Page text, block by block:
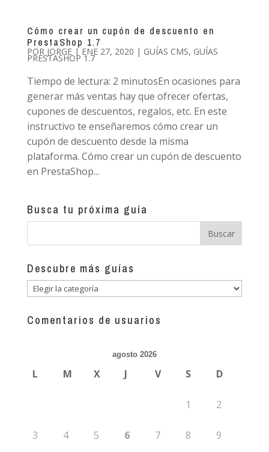
Cómo crear un cupón de descuento en
PrestaShop 1.7
POR JORGE| ENE 27, 2020 | GUÍAS CMS, GUÍAS
PRESTASHOP 1.7
Tiempo de lectura: 2 minutosEn ocasiones para
generar más ventas hay que ofrecer ofertas,
cupones de descuentos, regalos, etc. En este
instructivo te enseñaremos cómo crear un
cupón de descuento desde la misma
plataforma. Cómo crear un cupón de descuento
en PrestaShop...
Busca tu próxima guía
Descubre más guías
Descubre
guías
Comentarios de usuarios
agosto 2026
L M X J V S D
1 2
3 4 5 6 7 8 9